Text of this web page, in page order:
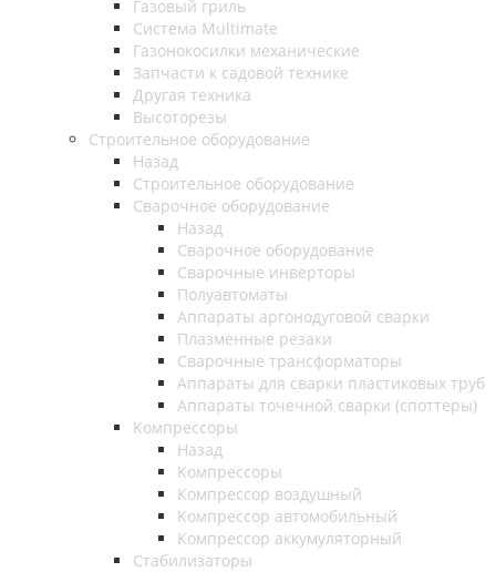
Газовый гриль
Система Multimate
Газонокосилки механические
Запчасти к садовой технике
Другая техника
Высоторезы
Строительное оборудование
Назад
Строительное оборудование
Сварочное оборудование
Назад
Сварочное оборудование
Сварочные инверторы
Полуавтоматы
Аппараты аргонодуговой сварки
Плазменные резаки
Сварочные трансформаторы
Аппараты для сварки пластиковых труб
Аппараты точечной сварки (споттеры)
Компрессоры
Назад
Компрессоры
Компрессор воздушный
Компрессор автомобильный
Компрессор аккумуляторный
Стабилизаторы